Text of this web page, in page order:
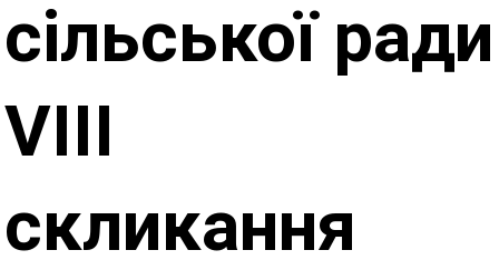
сільської ради
VІІІ
скликання